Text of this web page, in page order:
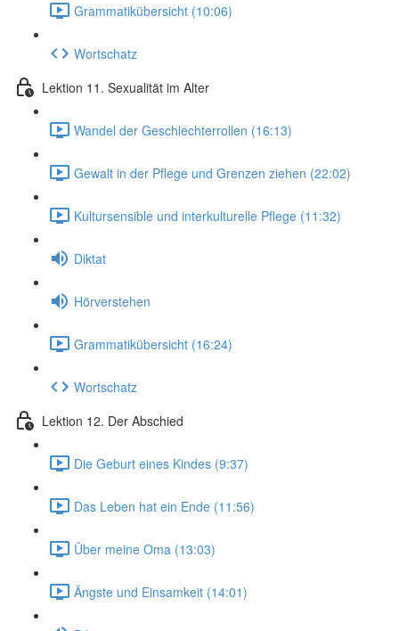
Grammatikübersicht (10:06)
Wortschatz
Lektion 11. Sexualität im Alter
Wandel der Geschlechterrollen (16:13)
Gewalt in der Pflege und Grenzen ziehen (22:02)
Kultursensible und interkulturelle Pflege (11:32)
Diktat
Hörverstehen
Grammatikübersicht (16:24)
Wortschatz
Lektion 12. Der Abschied
Die Geburt eines Kindes (9:37)
Das Leben hat ein Ende (11:56)
Über meine Oma (13:03)
Ängste und Einsamkeit (14:01)